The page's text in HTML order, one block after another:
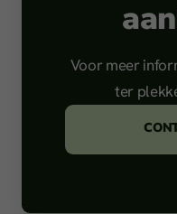
Voor meer
ter